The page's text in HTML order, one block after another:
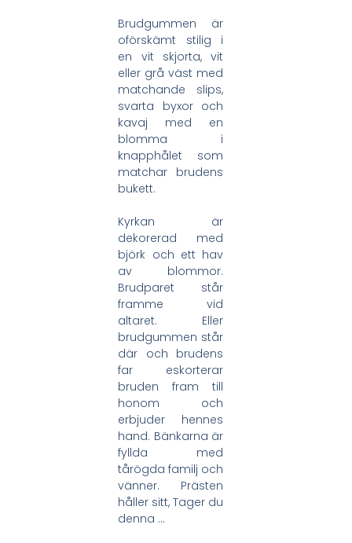
Brudgummen är
oförskämt stilig i
en vit skjorta, vit
eller grå väst med
matchande slips,
svarta byxor och
kavaj med en
blomma i
knapphålet som
matchar brudens
bukett.
Kyrkan är
dekorerad med
björk och ett hav
av blommor.
Brudparet står
framme vid
altaret. Eller
brudgummen står
där och brudens
far eskorterar
bruden fram till
honom och
erbjuder hennes
hand. Bänkarna är
fyllda med
tårögda familj och
vänner. Prästen
håller sitt, Tager du
denna …